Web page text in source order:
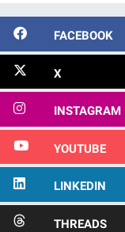
FACEBOOK
X
INSTAGRAM
YOUTUBE
LINKEDIN
THREADS